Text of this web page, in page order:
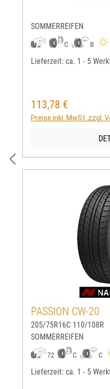
SOMMERREIFEN
C B
Lieferzeit: ca. 1 - 5
Regulärer Preis:
113,78 €
Preise inkl. MwSt. zzgl.
PASSION CW-20
205/75R16C 110/108R
SOMMERREIFEN
72 C C
Lieferzeit: ca. 1 - 5